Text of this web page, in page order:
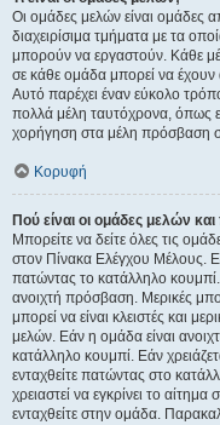
Οι ομάδες μελών είναι ομάδες
διαχειρίσιμα τμήματα με τα
μπορούν να εργαστούν. Κάθε
σε κάθε ομάδα μπορεί να έχουν
Αυτό παρέχει έναν εύκολο
πολλά μέλη ταυτόχρονα, όπως
χορήγηση στα μέλη πρόσβαση
Κορυφή
Πού είναι οι ομάδες μελών
Μπορείτε να δείτε όλες τις
στον Πίνακα Ελέγχου Μέλους.
πατώντας το κατάλληλο
ανοιχτή πρόσβαση. Μερικές
μπορεί να είναι κλειστές και
μελών. Εάν η ομάδα είναι
κατάλληλο κουμπί. Εάν
ενταχθείτε πατώντας στο
χρειαστεί να εγκρίνει το
ενταχθείτε στην ομάδα.